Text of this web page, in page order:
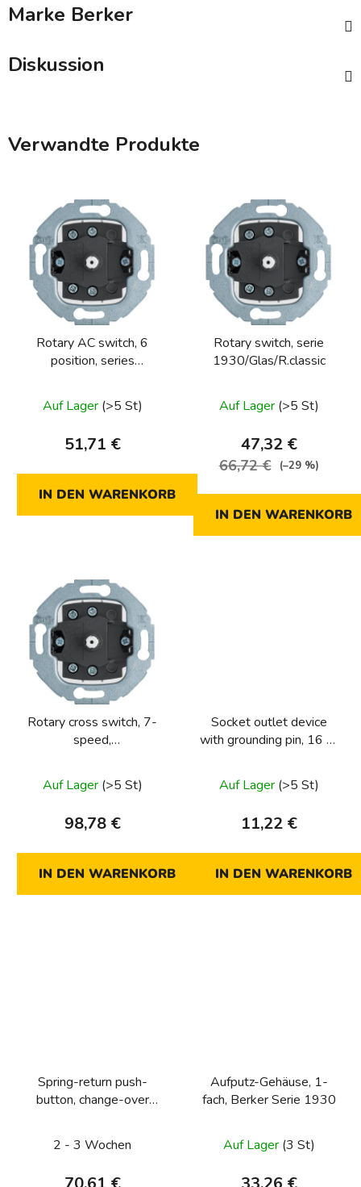
Marke Berker
Diskussion
Verwandte Produkte
Rotary AC switch, 6
position, series
Auf Lager (>5 St)
51,71 €
IN DEN WARENKORB
Rotary switch, serie
1930/Glas/R.classic
Auf Lager (>5 St)
47,32 €
66,72 € (–29 %)
IN DEN WARENKORB
Rotary cross switch, 7-
speed,
series
Auf Lager (>5 St)
98,78 €
IN DEN WARENKORB
Socket outlet device
with grounding pin, 16 A,
terminals, round series,
one.platform
Auf Lager (>5 St)
11,22 €
IN DEN WARENKORB
Spring-return push-
button, change-over
2 - 3 Wochen
Aufputz-Gehäuse, 1-
fach, Berker Serie 1930
Auf Lager (3 St)